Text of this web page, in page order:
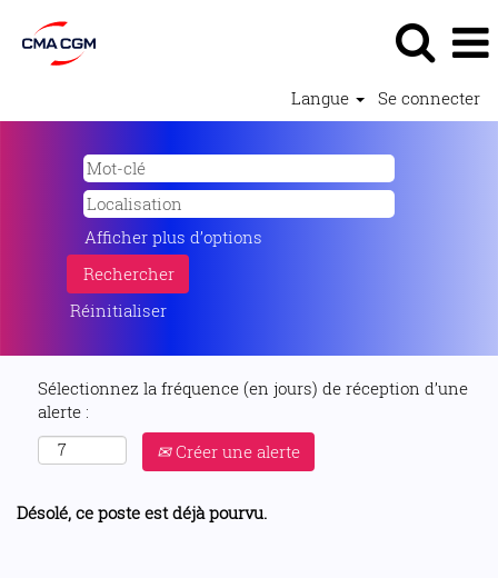
Langue Se connecter
Afficher plus d’options
Réinitialiser
Sélectionnez la fréquence (en jours) de réception d’une
alerte :
Créer une alerte
Désolé, ce poste est déjà pourvu.